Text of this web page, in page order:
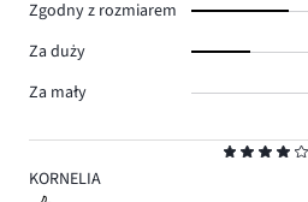
4
KORNELIA
Zgodny z rozmiarem
Za duży
Za mały